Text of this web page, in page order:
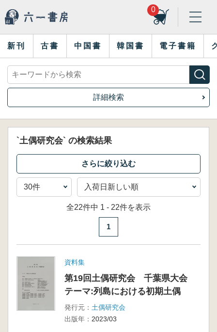
0
新刊 古書 中国書 韓国書 電子書籍
詳細検索
`土偶研究会` の検索結果
全22件中 1 - 22件を表示
1
資料集
第19回土偶研究会 千葉県大会
テーマ:列島における初期土偶
発行元： 土偶研究会
出版年： 2023/03